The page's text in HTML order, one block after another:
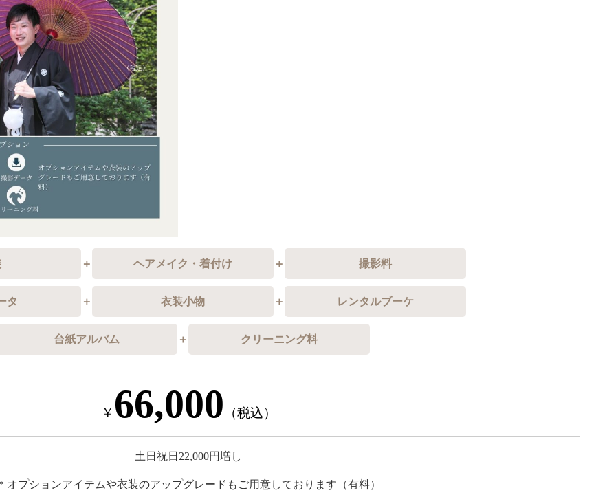
ヘアメイク・着付け 撮影料
タ 衣装小物 レンタルブーケ
台紙アルバム クリーニング料
￥ 66,000 （税込）
土日祝日22,000円増し
＊オプションアイテムや衣装のアップグレードもご用意しております（有料）